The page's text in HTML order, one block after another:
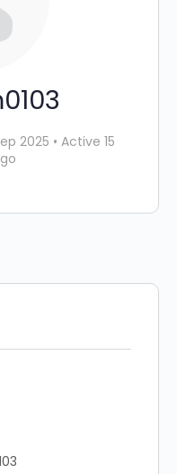
2025 • Active 15